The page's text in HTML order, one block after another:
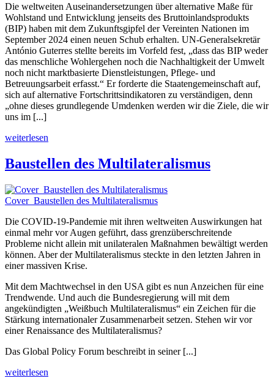
Die weltweiten Auseinandersetzungen über alternative Maße für
Wohlstand und Entwicklung jenseits des Bruttoinlandsprodukts
(BIP) haben mit dem Zukunftsgipfel der Vereinten Nationen im
September 2024 einen neuen Schub erhalten. UN-Generalsekretär
António Guterres stellte bereits im Vorfeld fest, „dass das BIP weder
das menschliche Wohlergehen noch die Nachhaltigkeit der Umwelt
noch nicht marktbasierte Dienstleistungen, Pflege- und
Betreuungsarbeit erfasst.“ Er forderte die Staatengemeinschaft auf,
sich auf alternative Fortschrittsindikatoren zu verständigen, denn
„ohne dieses grundlegende Umdenken werden wir die Ziele, die wir
uns im [...]
weiterlesen
Baustellen des Multilateralismus
Cover_Baustellen des Multilateralismus
Die COVID-19-Pandemie mit ihren weltweiten Auswirkungen hat
einmal mehr vor Augen geführt, dass grenzüberschreitende
Probleme nicht allein mit unilateralen Maßnahmen bewältigt werden
können. Aber der Multilateralismus steckte in den letzten Jahren in
einer massiven Krise.
Mit dem Machtwechsel in den USA gibt es nun Anzeichen für eine
Trendwende. Und auch die Bundesregierung will mit dem
angekündigten „Weißbuch Multilateralismus“ ein Zeichen für die
Stärkung internationaler Zusammenarbeit setzen. Stehen wir vor
einer Renaissance des Multilateralismus?
Das Global Policy Forum beschreibt in seiner [...]
weiterlesen